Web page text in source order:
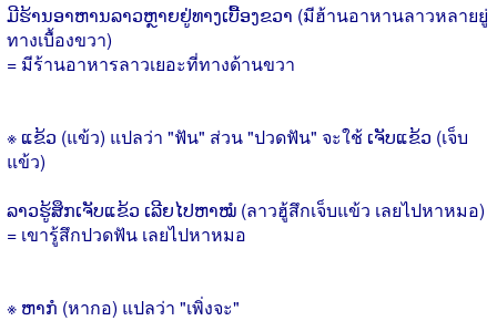
ມີຮ້ານອາຫານລາວຫຼາຍຢູ່ທາງເບື້ອງຂວາ (มีฮ้านอาหานลาวหลายยู่
ทางเบื้องขวา)
= มีร้านอาหารลาวเยอะที่ทางด้านขวา
※ ແຂ້ວ (แข้ว) แปลว่า "ฟัน" ส่วน "ปวดฟัน" จะใช้ ເຈັບແຂ້ວ (เจ็บ
แข้ว)
ລາວຮູ້ສຶກເຈັບແຂ້ວ ເລີຍໄປຫາໝໍ (ลาวฮู้สึกเจ็บแข้ว เลยไปหาหมอ)
= เขารู้สึกปวดฟัน เลยไปหาหมอ
※ ຫາກໍ (หากอ) แปลว่า "เพิ่งจะ"